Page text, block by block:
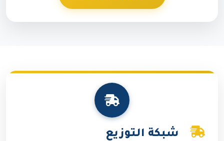
شبكة التوزيع